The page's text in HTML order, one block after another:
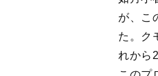
とに長
でも
じは